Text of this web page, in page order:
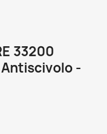
33200
-